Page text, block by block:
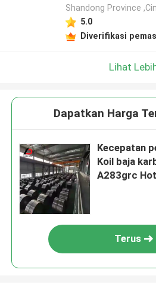
Shandong Province
5.0
Diverifikasi
Lihat
Dapatkan Harga
Kecepatan
Koil baja
A283grc
Terus